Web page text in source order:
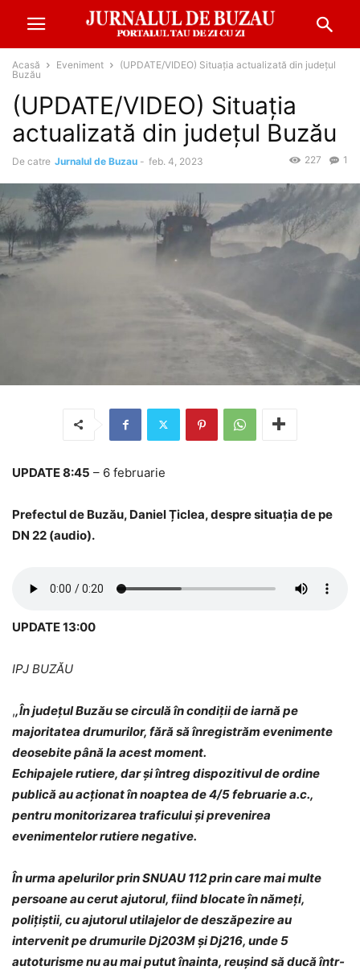
Acasă Eveniment
(UPDATE/VIDEO) Situația actualizată din județul
Buzău
(UPDATE/VIDEO) Situația
actualizată din județul Buzău
De catre Jurnalul de Buzau - feb. 4, 2023 1
227
UPDATE 8:45 – 6 februarie
Prefectul de Buzău, Daniel Țiclea, despre situația de pe
DN 22 (audio).
UPDATE 13:00
IPJ BUZĂU
,,În județul Buzău se circulă în condiții de iarnă pe
majoritatea drumurilor, fără să înregistrăm evenimente
deosebite până la acest moment.
Echipajele rutiere, dar și întreg dispozitivul de ordine
publică au acționat în noaptea de 4/5 februarie a.c.,
pentru monitorizarea traficului și prevenirea
evenimentelor rutiere negative.
În urma apelurilor prin SNUAU 112 prin care mai multe
persoane au cerut ajutorul, fiind blocate în nămeți,
polițiștii, cu ajutorul utilajelor de deszăpezire au
intervenit pe drumurile Dj203M și Dj216, unde 5
autoturisme nu au mai putut înainta, reușind să ducă într-